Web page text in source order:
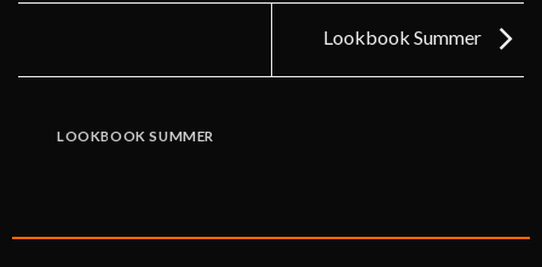
Lookbook Summer
LOOKBOOK SUMMER